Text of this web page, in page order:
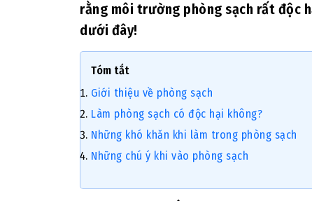
rằng môi trường phòng sạch rất độc
dưới đây!
Tóm tắt
Giới thiệu về phòng sạch
Làm phòng sạch có độc hại không?
Những khó khăn khi làm trong phòng sạch
Những chú ý khi vào phòng sạch